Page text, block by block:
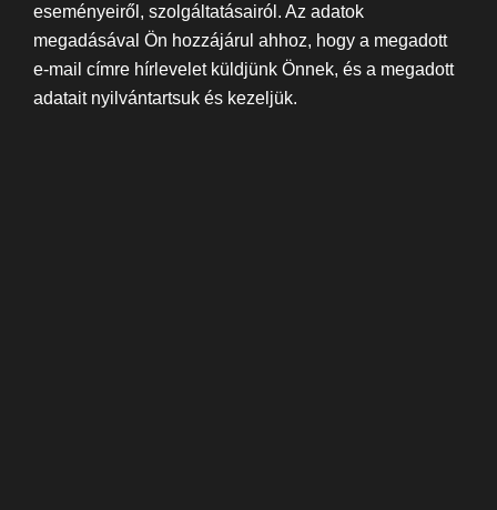
eseményeiről, szolgáltatásairól. Az adatok
megadásával Ön hozzájárul ahhoz, hogy a megadott
e-mail címre hírlevelet küldjünk Önnek, és a megadott
adatait nyilvántartsuk és kezeljük.